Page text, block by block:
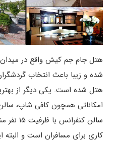
هتل جام جم کیش واقع در میدان
شده و زیبا باعث انتخاب
امکاناتی همچون کافی شاپ، سالن
سالن
کاری برای مسافران است و البته